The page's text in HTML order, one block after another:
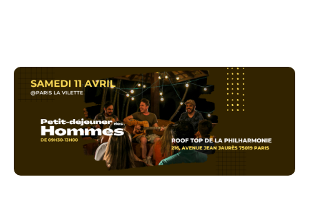
Mais plus que tout, cette matinée sera une
opportunité pour Dieu de vous rencontrer
personnellement, de vous toucher, de vous restaurer
et de vous aligner avec ce à quoi Il vous appelle.
Un temps de prière sera également prévu pour
chacun, afin que vous repartiez renouvelé, fortifié et